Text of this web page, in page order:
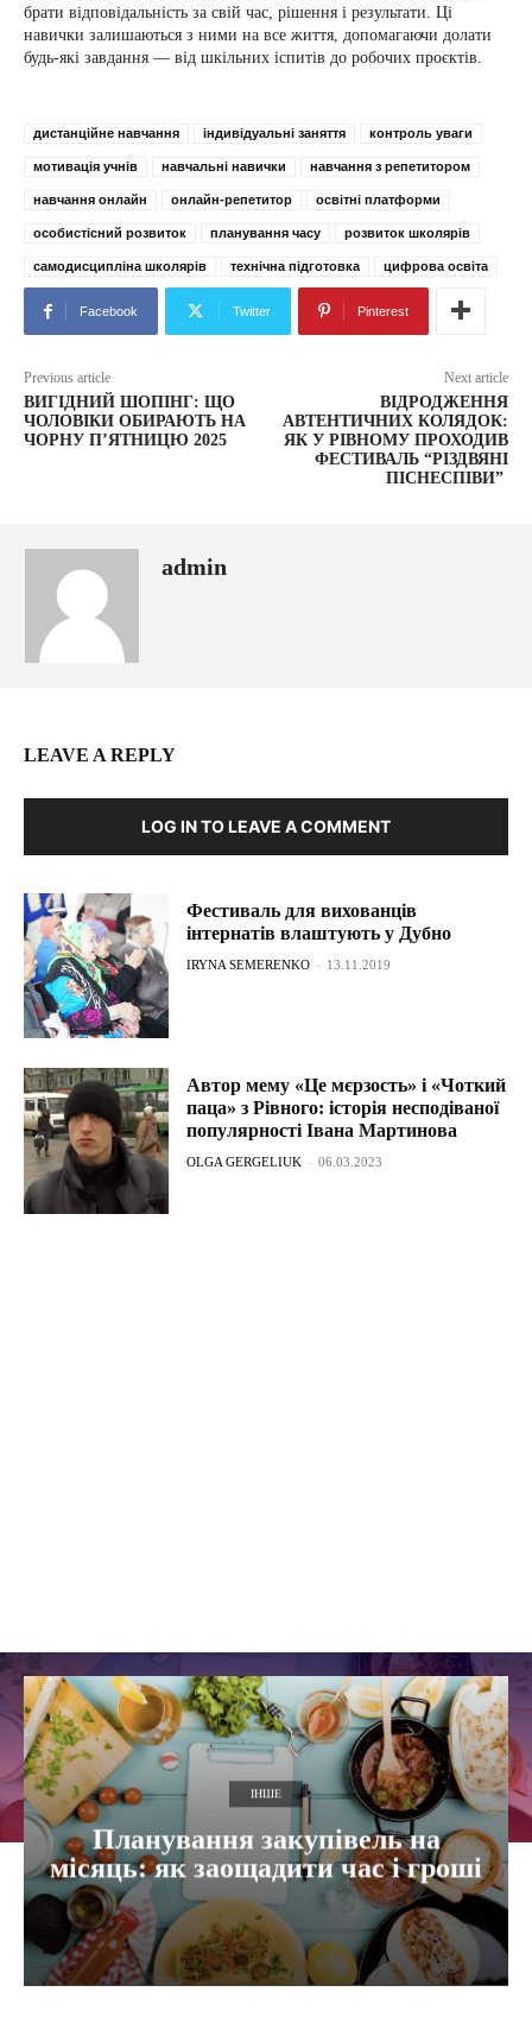
брати відповідальність за свій час, рішення і результати. Ці
навички залишаються з ними на все життя, допомагаючи долати
будь-які завдання — від шкільних іспитів до робочих проєктів.
дистанційне навчання індивідуальні заняття контроль уваги
мотивація учнів навчальні навички навчання з репетитором
навчання онлайн онлайн-репетитор освітні платформи
особистісний розвиток планування часу розвиток школярів
самодисципліна школярів технічна підготовка цифрова освіта
Facebook Twitter Pinterest
Previous article
ВИГІДНИЙ ШОПІНГ: ЩО
ЧОЛОВІКИ ОБИРАЮТЬ НА
ЧОРНУ П’ЯТНИЦЮ 2025
Next article
ВІДРОДЖЕННЯ
АВТЕНТИЧНИХ КОЛЯДОК:
ЯК У РІВНОМУ ПРОХОДИВ
ФЕСТИВАЛЬ “РІЗДВЯНІ
ПІСНЕСПІВИ”
admin
LEAVE A REPLY
LOG IN TO LEAVE A COMMENT
Фестиваль для вихованців
інтернатів влаштують у Дубно
IRYNA SEMERENKO - 13.11.2019
Автор мему «Це мєрзость» і «Чоткий
паца» з Рівного: історія несподіваної
популярності Івана Мартинова
OLGA GERGELIUK - 06.03.2023